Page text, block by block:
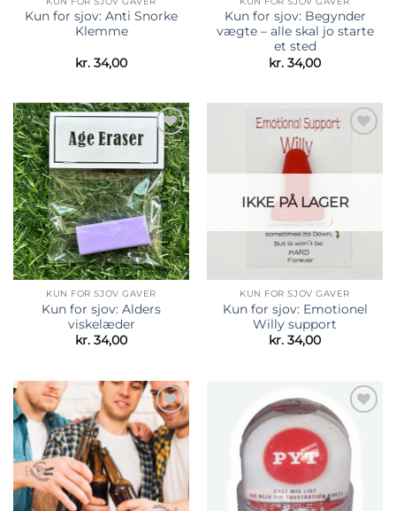
Kun for sjov: Anti Snorke
Klemme
kr. 34,00
Kun for sjov: Begynder
vægte – alle skal jo starte
et sted
kr. 34,00
Tilføj til
ønskeliste
KUN FOR SJOV GAVER
Kun for sjov: Alders
viskelæder
kr. 34,00
IKKE PÅ LAGER
KUN FOR SJOV GAVER
Kun for sjov: Emotionel
Willy support
kr. 34,00
Tilføj til
ønskeliste
Tilføj til
ønskeliste